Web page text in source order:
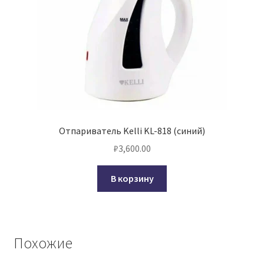
Отпариватель Kelli KL-818 (синий)
₽3,600.00
В корзину
Похожие